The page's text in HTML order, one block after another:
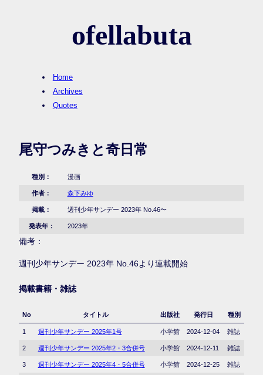
ofellabuta
Home
Archives
Quotes
尾守つみきと奇日常
種別： 漫画
作者： 森下みゆ
掲載： 週刊少年サンデー 2023年 No.46〜
発表年： 2023年
備考：
週刊少年サンデー 2023年 No.46より連載開始
掲載書籍・雑誌
No タイトル 出版社 発行日 種別
1 週刊少年サンデー 2025年1号 小学館 2024-12-04 雑誌
2 週刊少年サンデー 2025年2・3合併号 小学館 2024-12-11 雑誌
3 週刊少年サンデー 2025年4・5合併号 小学館 2024-12-25 雑誌